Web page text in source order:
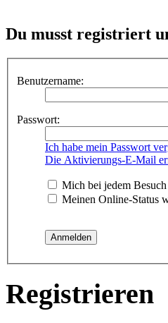
Du musst registriert
Benutzername:
Passwort:
Ich habe mein Passwort
Die Aktivierungs-E-Mail
Mich bei jedem
Meinen Online-Status
Registrieren